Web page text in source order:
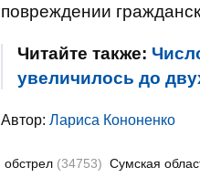
повреждении
Читайте также:
увеличилось до
Автор: Лариса Кононенко
обстрел (34753) Сумская